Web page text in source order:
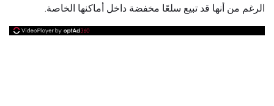
الرغم من أنها قد تبيع سلعًا مخفضة داخل أماكنها الخاصة.